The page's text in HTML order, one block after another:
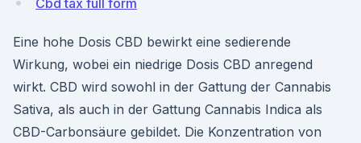
Cbd tax full form
Eine hohe Dosis CBD bewirkt eine sedierende
Wirkung, wobei ein niedrige Dosis CBD anregend
wirkt. CBD wird sowohl in der Gattung der Cannabis
Sativa, als auch in der Gattung Cannabis Indica als
CBD-Carbonsäure gebildet. Die Konzentration von